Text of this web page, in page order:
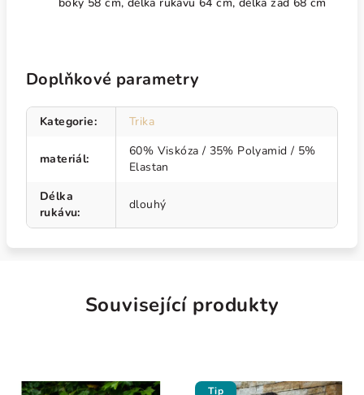
Doplňkové parametry
Kategorie: Trika
materiál:
60% Viskóza / 35% Polyamid / 5%
Elastan
Délka
rukávu:
dlouhý
Související produkty
Tip